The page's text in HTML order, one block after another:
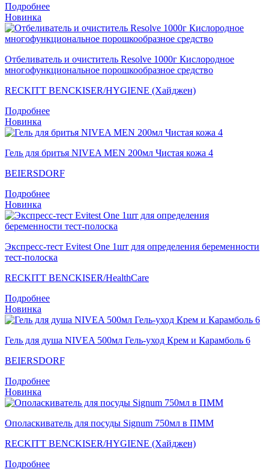
Подробнее
Новинка
Отбеливатель и очиститель Resolve 1000г Кислородное
многофункциональное порошкообразное средство
RECKITT BENCKISER/HYGIENE (Хайджен)
Подробнее
Новинка
Гель для бритья NIVEA MEN 200мл Чистая кожа 4
BEIERSDORF
Подробнее
Новинка
Экспресс-тест Evitest One 1шт для определения беременности
тест-полоска
RECKITT BENCKISER/НealthСare
Подробнее
Новинка
Гель для душа NIVEA 500мл Гель-уход Крем и Карамболь 6
BEIERSDORF
Подробнее
Новинка
Ополаскиватель для посуды Signum 750мл в ПММ
RECKITT BENCKISER/HYGIENE (Хайджен)
Подробнее